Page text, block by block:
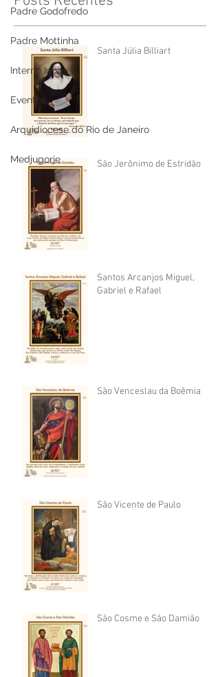
Padre Godofredo
Padre Mottinha
Interno Igreja
Eventos
Arquidiocese do Rio de Janeiro
Medjugorje
Santa Júlia Billiart
São Jerônimo de Estridão
Santos Arcanjos Miguel,
Gabriel e Rafael
São Venceslau da Boêmia
São Vicente de Paulo
São Cosme e São Damião